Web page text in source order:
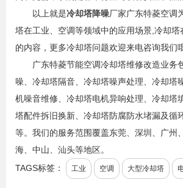
以上就是冷却塔降噪厂家广东特菱空调
塔在工业、空调等领域中的应用场景,冷却塔
的内容，更多冷却塔问题欢迎来电咨询我们哦
广东特菱节能空调冷却塔维修改造业务
噪、冷却塔隔音、冷却塔噪声处理、冷却塔
机噪音维修、冷却塔电机异响处理、冷却塔
塔配件拆旧换新、冷却塔防腐防水堵漏及循
等。我们的服务范围覆盖东莞、深圳、广州
海、中山、汕头等地区。
TAGS标签：
工业 空调 大型冷却塔